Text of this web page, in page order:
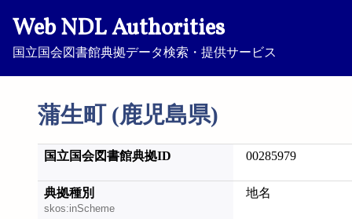
Web NDL Authorities
国立国会図書館典拠データ検索・提供サービス
蒲生町 (鹿児島県)
国立国会図書館典拠ID 00285979
典拠種別
skos:inScheme
地名